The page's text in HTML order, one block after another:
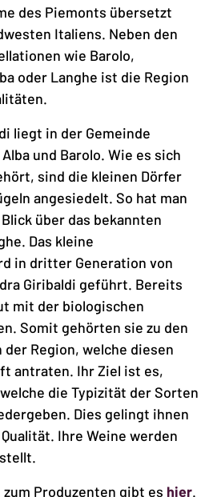
des Piemonts übersetzt
Italiens. Neben den
wie Barolo,
oder Langhe ist die Region
liegt in der Gemeinde
und Barolo. Wie es sich
sind die kleinen Dörfer
angesiedelt. So hat man
über das bekannten
Das kleine
in dritter Generation von
Giribaldi geführt. Bereits
mit der biologischen
Somit gehörten sie zu den
Region, welche diesen
antraten. Ihr Ziel ist es,
die Typizität der Sorten
Dies gelingt ihnen
Ihre Weine werden
Produzenten gibt es hier.